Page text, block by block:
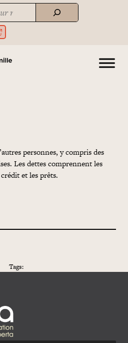
available use up and down arrows
personnes, y compris des
Les dettes comprennent les
et les prêts.
Tags: